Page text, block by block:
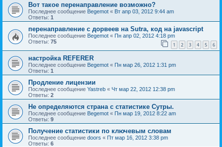
Вот такое перенаправление возможно?
Последнее сообщение Begemot « Вт апр 03, 2012 9:44 am
Ответы: 1
перенаправление с дорвеев на Sutra, код на javascript
Последнее сообщение Begemot « Пн апр 02, 2012 4:18 pm
Ответы: 75 1 2 3 4 5 6
настройка REFERER
Последнее сообщение Begemot « Пн мар 26, 2012 1:31 pm
Ответы: 1
Продление лицензии
Последнее сообщение Yastreb « Чт мар 22, 2012 12:38 pm
Ответы: 2
Не определяются страна с статистике Сутры.
Последнее сообщение Begemot « Пн мар 19, 2012 8:22 am
Ответы: 9
Получение статистики по ключевым словам
Последнее сообщение doors « Пт мар 16, 2012 3:38 pm
Ответы: 6